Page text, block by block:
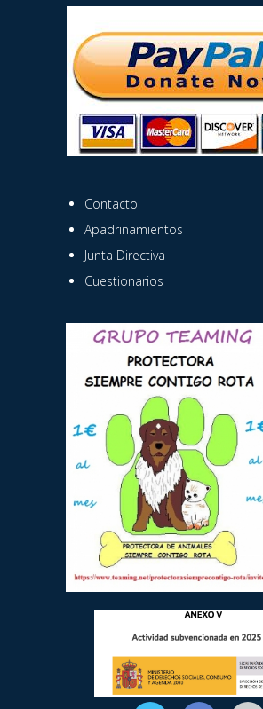
Contacto
Apadrinamientos
Junta Directiva
Cuestionarios